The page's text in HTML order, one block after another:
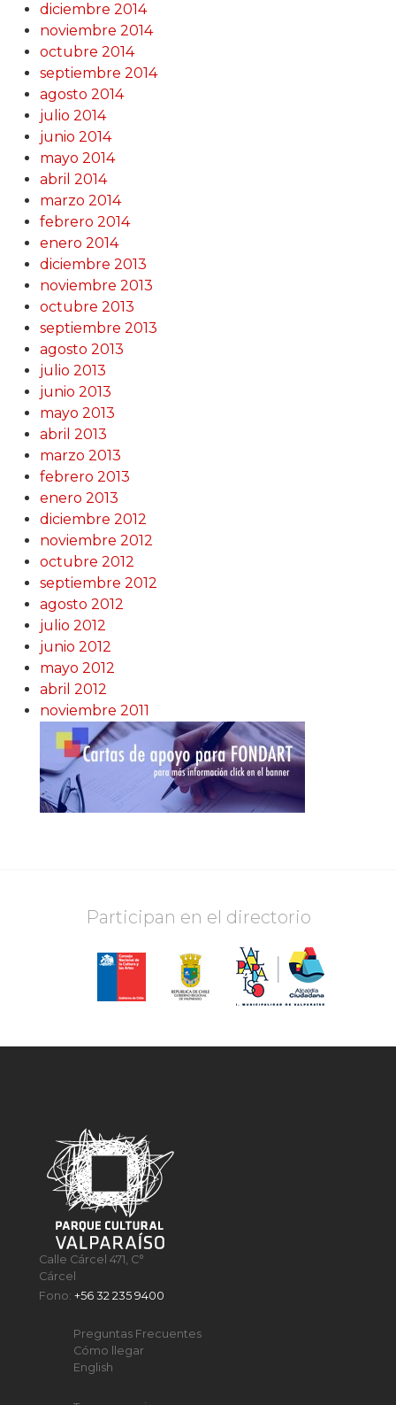
diciembre 2014
noviembre 2014
octubre 2014
septiembre 2014
agosto 2014
julio 2014
junio 2014
mayo 2014
abril 2014
marzo 2014
febrero 2014
enero 2014
diciembre 2013
noviembre 2013
octubre 2013
septiembre 2013
agosto 2013
julio 2013
junio 2013
mayo 2013
abril 2013
marzo 2013
febrero 2013
enero 2013
diciembre 2012
noviembre 2012
octubre 2012
septiembre 2012
agosto 2012
julio 2012
junio 2012
mayo 2012
abril 2012
noviembre 2011
Participan en el directorio
Calle Cárcel 471, C°
Cárcel
Fono:+56 32 235 9400
Preguntas Frecuentes
Cómo llegar
English